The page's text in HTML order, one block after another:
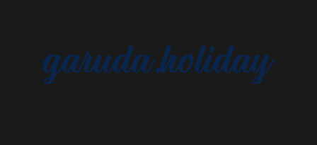
garuda.holiday